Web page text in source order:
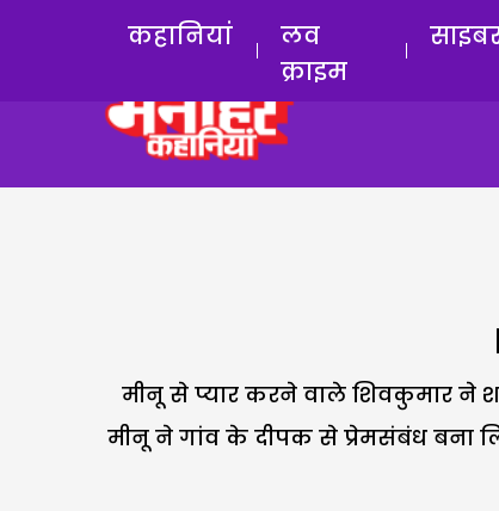
कहानियां
लव
क्राइम
मीनू से प्यार करने वाले शिवकुमार ने
मीनू ने गांव के दीपक से प्रेमसंबंध बना